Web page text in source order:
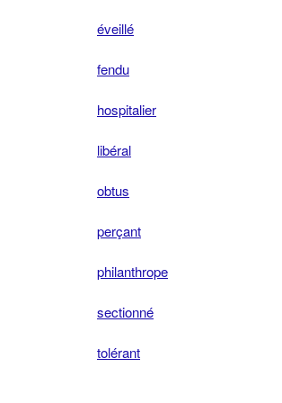
éveillé
fendu
hospitalier
libéral
obtus
perçant
philanthrope
sectionné
tolérant